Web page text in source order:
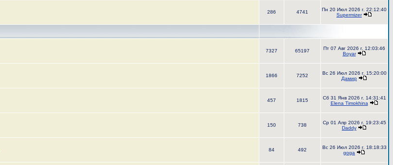
286 4741
Пн 20 Июл 2026 г. 22:12:40
Supermizer
7327 65197
Пт 07 Авг 2026 г. 12:03:46
Boyar
1866 7252
Вс 26 Июл 2026 г. 15:20:00
Дамир
457 1815
Сб 31 Янв 2026 г. 14:31:41
Elena Timokhina
150 738
Ср 01 Апр 2026 г. 19:23:45
Daddy
84 492
Вс 26 Июл 2026 г. 18:18:33
goga